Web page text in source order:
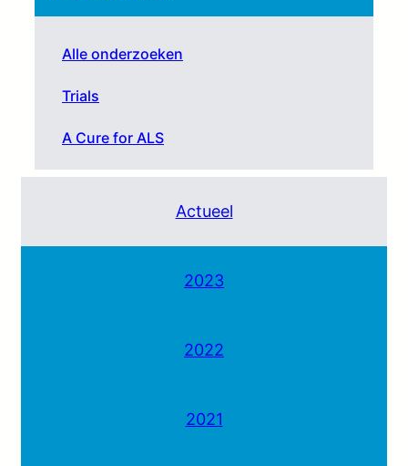
Alle onderzoeken
Trials
A Cure for ALS
Actueel
2023
2022
2021